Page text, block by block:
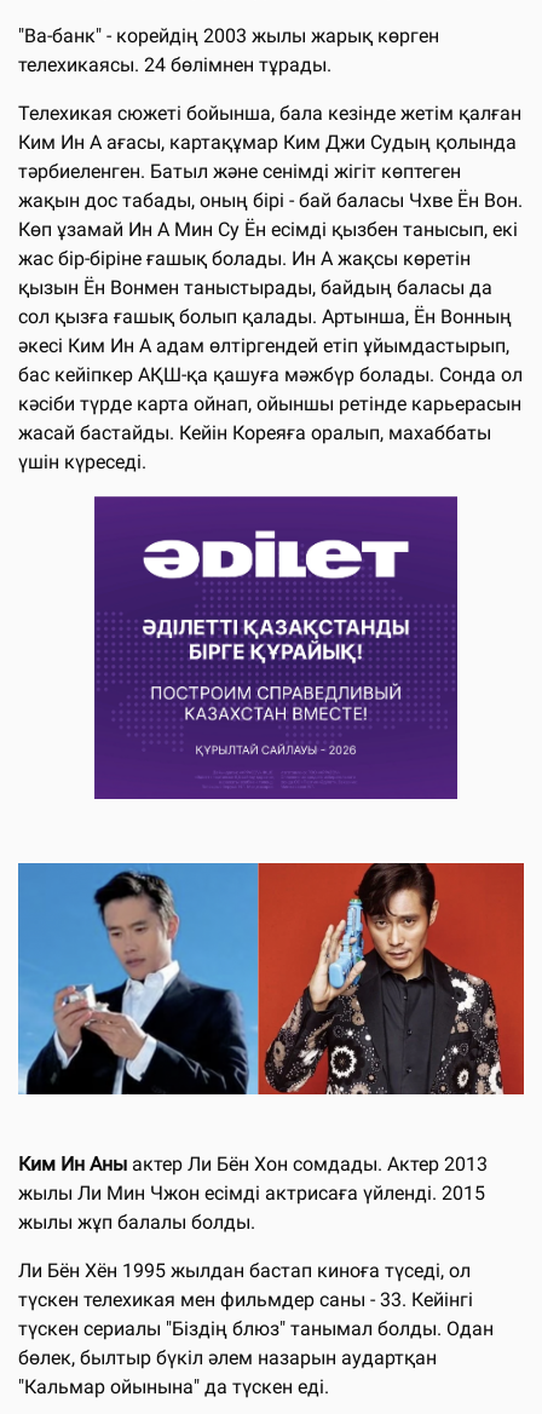
"Ва-банк" - корейдің 2003 жылы жарық көрген
телехикаясы. 24 бөлімнен тұрады.
Телехикая сюжеті бойынша, бала кезінде жетім қалған
Ким Ин А ағасы, картақұмар Ким Джи Судың қолында
тәрбиеленген. Батыл және сенімді жігіт көптеген
жақын дос табады, оның бірі - бай баласы Чхве Ён Вон.
Көп ұзамай Ин А Мин Су Ён есімді қызбен танысып, екі
жас бір-біріне ғашық болады. Ин А жақсы көретін
қызын Ён Вонмен таныстырады, байдың баласы да
сол қызға ғашық болып қалады. Артынша, Ён Вонның
әкесі Ким Ин А адам өлтіргендей етіп ұйымдастырып,
бас кейіпкер АҚШ-қа қашуға мәжбүр болады. Сонда ол
кәсіби түрде карта ойнап, ойыншы ретінде карьерасын
жасай бастайды. Кейін Кореяға оралып, махаббаты
үшін күреседі.
Ким Ин Аны актер Ли Бён Хон сомдады. Актер 2013
жылы Ли Мин Чжон есімді актрисаға үйленді. 2015
жылы жұп балалы болды.
Ли Бён Хён 1995 жылдан бастап киноға түседі, ол
түскен телехикая мен фильмдер саны - 33. Кейінгі
түскен сериалы "Біздің блюз" танымал болды. Одан
бөлек, былтыр бүкіл әлем назарын аудартқан
"Кальмар ойынына" да түскен еді.